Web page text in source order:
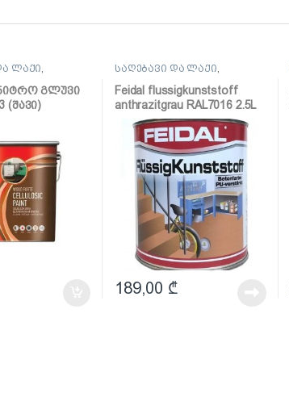
ლაქი,
გლუვი
(შავი)
საღებავი და ლაქი,
Feidal flussigkunststoff
anthrazitgrau RAL7016 2.5L
(პოლიურეთანის
ზეთოვანი საღებავი
ანტრაციტი)
189,00 ₾